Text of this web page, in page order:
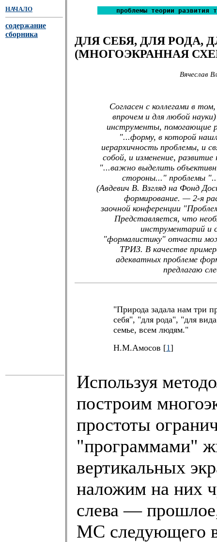
НАЧАЛО
содержание
сборника
проблемы теории развития
ДЛЯ СЕБЯ, ДЛЯ РОДА,
(МНОГОЭКРАННАЯ
Вячеслав
Согласен с коллегами в
впрочем и для любой
инструменты, помогающие
"...форму, в которой
иерархичность проблемы, и
собой, и изменение,
"...важно выделить
стороны..." проблемы
(Авдевич В. Взгляд на Фонд
формирование. — 2-я
заочной конференции
Представляется, что
инструментарий
"формалистику" отчасти
ТРИЗ. В качестве
адекватных проблеме
предлагаю
"Природа задала нам три
себя", "для рода", "для
семье, всем людям."
Н.М.Амосов [1]
Используя
построим
простоты
"программами"
вертикальных
наложим на них
слева —
МС следующего